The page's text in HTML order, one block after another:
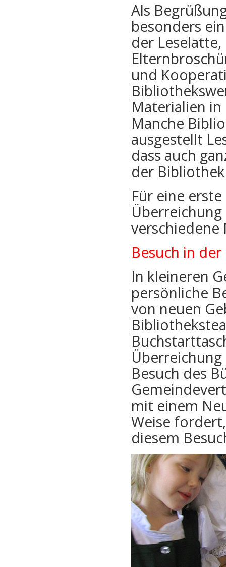
Als
besonders
der
und
Materialien
Manche
ausgestellt
dass auch
der
Für eine
verschiedene
Besuch in der
In kleineren
persönliche
von neuen
Besuch des
mit einem
Weise
diesem